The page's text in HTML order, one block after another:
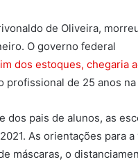
de Oliveira,
O governo federal
dos estoques, chegaria
de 25 anos
dos pais de alunos, as
As orientações para
máscaras, o